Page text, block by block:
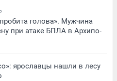
голова». Мужчина
при атаке БПЛА в Архипо-
ярославцы нашли в лесу